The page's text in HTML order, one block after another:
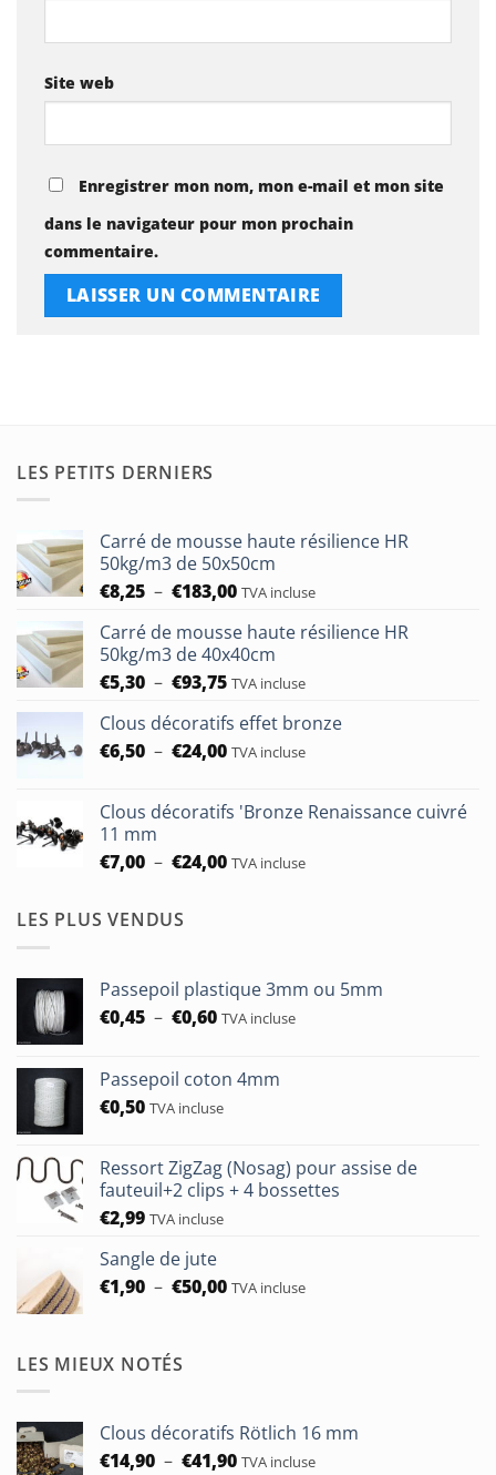
Site web
Enregistrer mon nom, mon e-mail et mon site
dans le navigateur pour mon prochain
commentaire.
LES PETITS DERNIERS
Carré de mousse haute résilience HR
50kg/m3 de 50x50cm
€8,25 – €183,00Plage
prix :
€8,25
à
TVA incluse
Carré de mousse haute résilience HR
50kg/m3 de 40x40cm
€5,30 – €93,75Plage
prix :
€5,30
TVA incluse
Clous décoratifs effet bronze
€6,50 – €24,00Plage
€6,50
€24,00
TVA incluse
Clous décoratifs 'Bronze Renaissance cuivré
11 mm
€7,00 – €24,00Plage
€24,00
TVA incluse
LES PLUS VENDUS
Passepoil plastique 3mm ou 5mm
€0,45 – €0,60Plage
€0,45
à
TVA incluse
Passepoil coton 4mm
€0,50 TVA incluse
Ressort ZigZag (Nosag) pour assise de
fauteuil+2 clips + 4 bossettes
€2,99 TVA incluse
Sangle de jute
€1,90 – €50,00Plage
TVA incluse
LES MIEUX NOTÉS
Clous décoratifs Rötlich 16 mm
€14,90 – €41,90Plage
TVA incluse